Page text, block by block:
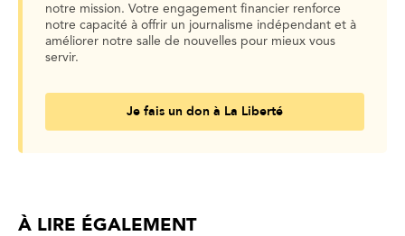
notre mission. Votre engagement financier renforce
notre capacité à offrir un journalisme indépendant et à
améliorer notre salle de nouvelles pour mieux vous
servir.
Je fais un don à La Liberté
À LIRE ÉGALEMENT